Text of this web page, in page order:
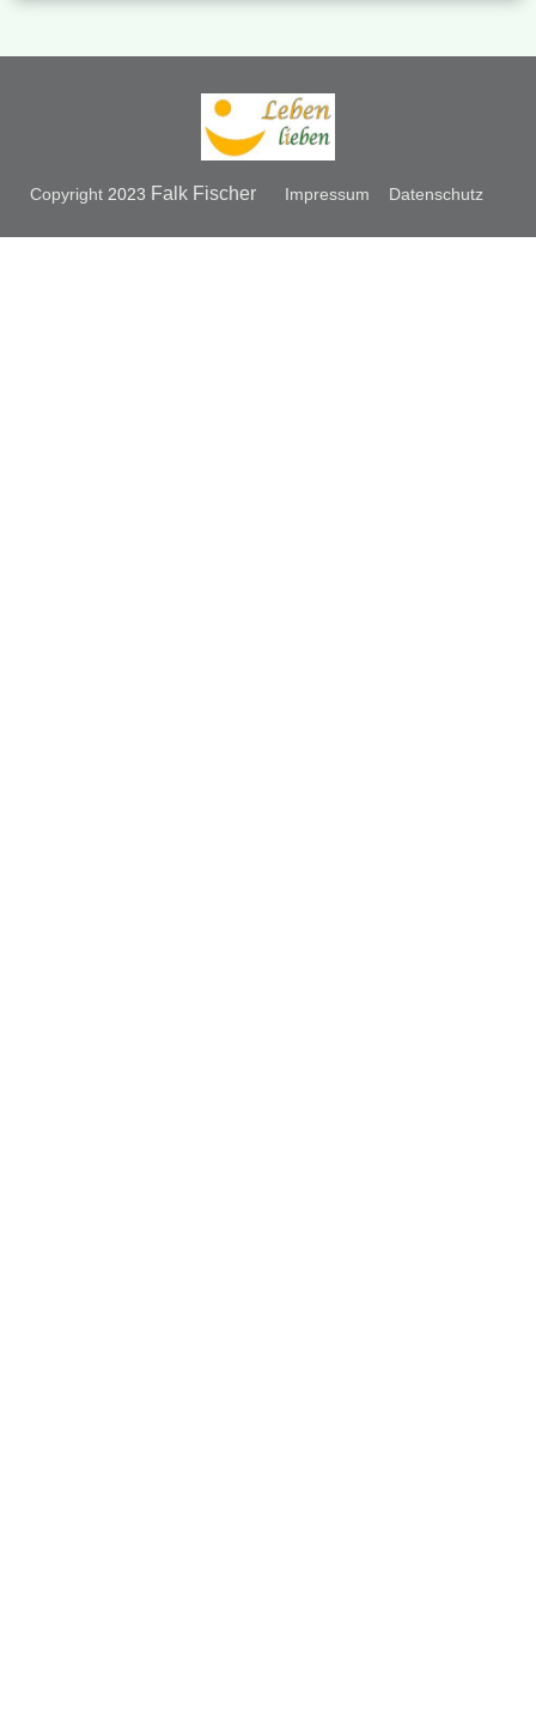
Copyright 2023 Falk Fischer Impressum Datenschutz